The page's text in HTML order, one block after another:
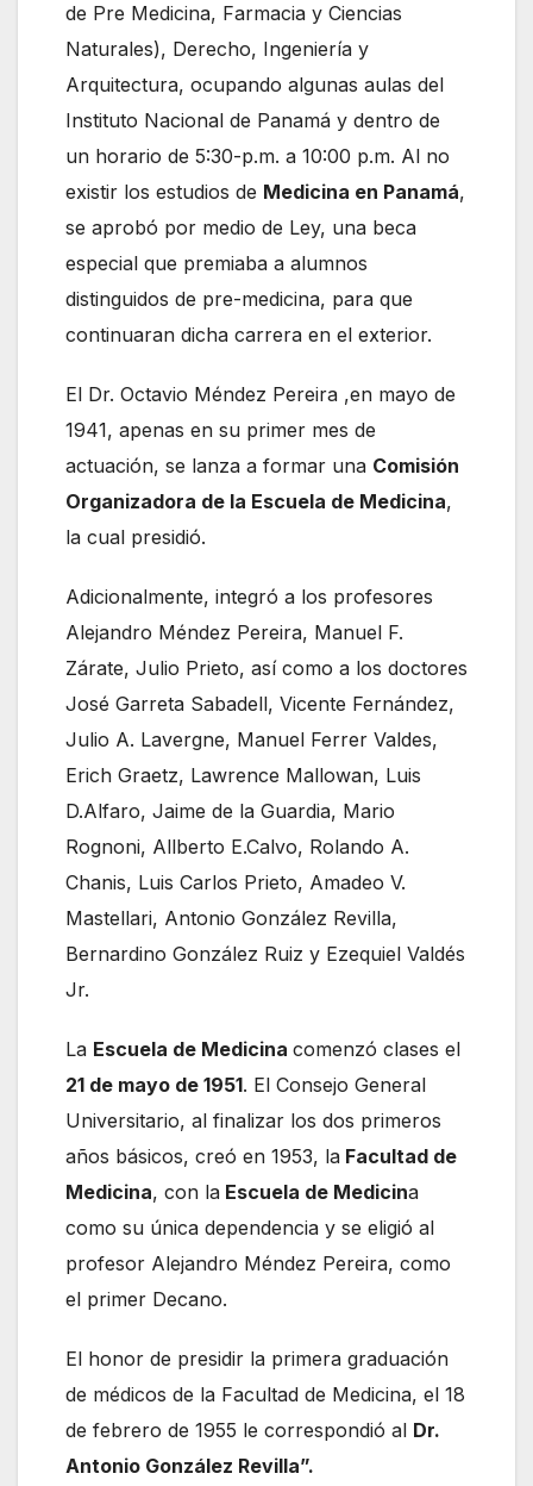
de Pre Medicina, Farmacia y Ciencias
Naturales), Derecho, Ingeniería y
Arquitectura, ocupando algunas aulas del
Instituto Nacional de Panamá y dentro de
un horario de 5:30-p.m. a 10:00 p.m. Al no
existir los estudios de Medicina en Panamá,
se aprobó por medio de Ley, una beca
especial que premiaba a alumnos
distinguidos de pre-medicina, para que
continuaran dicha carrera en el exterior.
El Dr. Octavio Méndez Pereira ,en mayo de
1941, apenas en su primer mes de
actuación, se lanza a formar una Comisión
Organizadora de la Escuela de Medicina,
la cual presidió.
Adicionalmente, integró a los profesores
Alejandro Méndez Pereira, Manuel F.
Zárate, Julio Prieto, así como a los doctores
José Garreta Sabadell, Vicente Fernández,
Julio A. Lavergne, Manuel Ferrer Valdes,
Erich Graetz, Lawrence Mallowan, Luis
D.Alfaro, Jaime de la Guardia, Mario
Rognoni, Allberto E.Calvo, Rolando A.
Chanis, Luis Carlos Prieto, Amadeo V.
Mastellari, Antonio González Revilla,
Bernardino González Ruiz y Ezequiel Valdés
Jr.
La Escuela de Medicina comenzó clases el
21 de mayo de 1951. El Consejo General
Universitario, al finalizar los dos primeros
años básicos, creó en 1953, la Facultad de
Medicina, con la Escuela de Medicina
como su única dependencia y se eligió al
profesor Alejandro Méndez Pereira, como
el primer Decano.
El honor de presidir la primera graduación
de médicos de la Facultad de Medicina, el 18
de febrero de 1955 le correspondió al Dr.
Antonio González Revilla”.